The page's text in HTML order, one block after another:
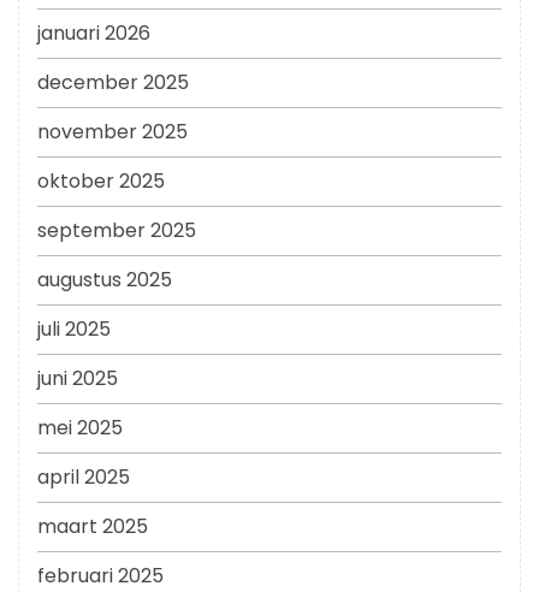
januari 2026
december 2025
november 2025
oktober 2025
september 2025
augustus 2025
juli 2025
juni 2025
mei 2025
april 2025
maart 2025
februari 2025